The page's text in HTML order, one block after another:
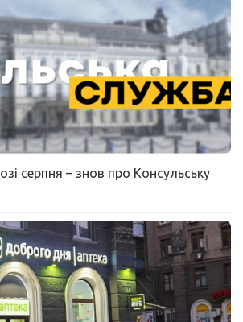
серпня – знов про Консульську